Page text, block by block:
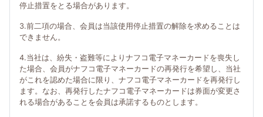
停止措置をとる場合があります。
3.前二項の場合、会員は当該使用停止措置の解除を求めることは
できません。
4.当社は、紛失・盗難等によりナフコ電子マネーカードを喪失し
た場合、会員がナフコ電子マネーカードの再発行を希望し、当社
がこれを認めた場合に限り、ナフコ電子マネーカードを再発行し
ます。なお、再発行したナフコ電子マネーカードは券面が変更さ
れる場合があることを会員は承諾するものとします。